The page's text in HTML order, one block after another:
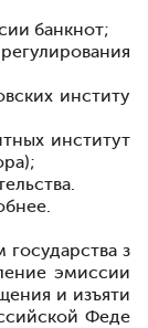
банкнот;
институ
институт
з
эмиссии
и изъяти
Феде